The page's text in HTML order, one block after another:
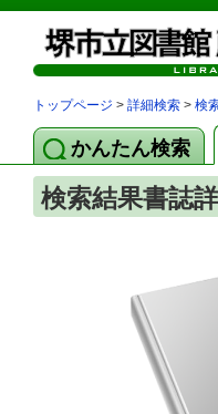
トップページ > 詳細検索 > 検
かんたん検索
検索結果書誌